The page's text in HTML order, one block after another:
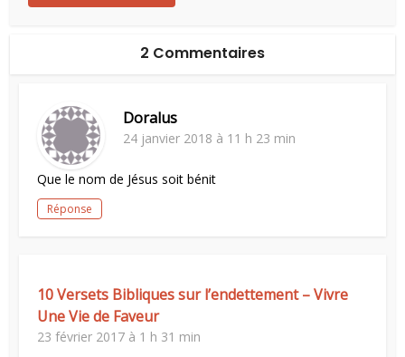
2 Commentaires
Doralus
24 janvier 2018 à 11 h 23 min
Que le nom de Jésus soit bénit
Réponse
10 Versets Bibliques sur l’endettement – Vivre
Une Vie de Faveur
23 février 2017 à 1 h 31 min